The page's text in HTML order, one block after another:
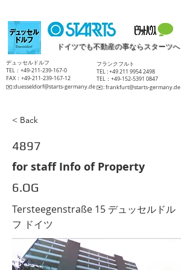
ドイツでも不動産の事ならスターツへ
​デュッセルドルフ
TEL：+49-211-239-167-0
FAX：+49-211-239-167-12
​✉️:duesseldorf@starts-germany.de
​フランクフルト
TEL :+49 211 9954 2498
TEL：+49-152-5391 0847
​✉️:frankfurt@starts-germany.de
< Back
4897
for staff Info of Property
6.OG
Tersteegenstraße 15 デュッセルドル
フ ドイツ